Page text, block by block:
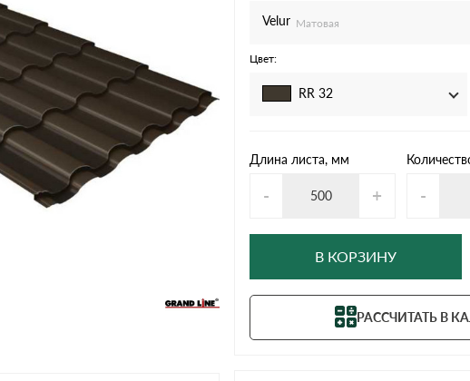
Ондулин Смарт
Шифер для грядок
Velur Матовая
Цвет:
RR 32
Длина листа, мм
- + -
В КОРЗИНУ
РАССЧИТАТЬ В